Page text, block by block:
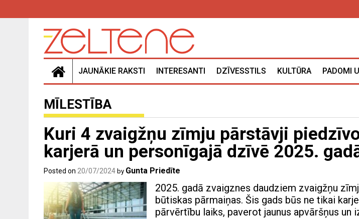
JAUNĀKIE RAKSTI INTERESANTI DZĪVESSTILS KULTŪRA PADOMI
MĪLESTĪBA
Kuri 4 zvaigžņu zīmju pārstāvji
karjerā un personīgajā dzīvē 2025.
Posted on 20/07/2024 by Gunta Priedīte
2025. gadā zvaigznes daudziem zvaigžņu
būtiskas pārmaiņas. Šis gads būs ne tikai
pārvērtību laiks, paverot jaunus apvāršņus un